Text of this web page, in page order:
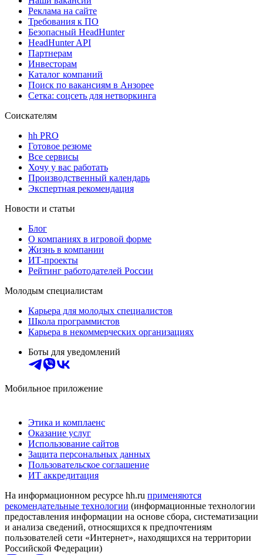
Реклама на сайте
Требования к ПО
Безопасный HeadHunter
HeadHunter API
Партнерам
Инвесторам
Каталог компаний
Поиск по вакансиям в Анзорее
Сетка: соцсеть для нетворкинга
Соискателям
hh PRO
Готовое резюме
Все сервисы
Хочу у вас работать
Производственный календарь
Экспертная рекомендация
Новости и статьи
Блог
О компаниях в игровой форме
Жизнь в компании
ИТ-проекты
Рейтинг работодателей России
Молодым специалистам
Карьера для молодых специалистов
Школа программистов
Карьера в некоммерческих организациях
Боты для уведомлений
Мобильное приложение
Этика и комплаенс
Оказание услуг
Использование сайтов
Защита персональных данных
Пользовательское соглашение
ИТ аккредитация
На информационном ресурсе hh.ru применяются
рекомендательные технологии (информационные технологии
предоставления информации на основе сбора, систематизации
и анализа сведений, относящихся к предпочтениям
пользователей сети «Интернет», находящихся на территории
Российской Федерации)